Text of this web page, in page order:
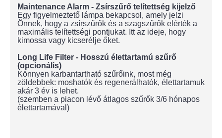
Maintenance Alarm - Zsírszűrő telítettség kijelző
Egy figyelmeztető lámpa bekapcsol, amely jelzi
Önnek, hogy a zsírszűrők és a szagszűrők elérték a
maximális telítettségi pontjukat. Itt az ideje, hogy
kimossa vagy kicserélje őket.
Long Life Filter - Hosszú élettartamú szűrő
(opcionális)
Könnyen karbantartható szűrőink, most még
zöldebbek: moshatók és regenerálhatók, élettartamuk
akár 3 év is lehet.
(szemben a piacon lévő átlagos szűrők 3/6 hónapos
élettartamával)